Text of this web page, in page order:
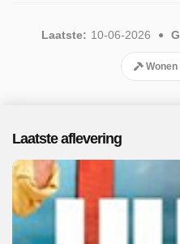
deelnemers starten met drie
pand zijn ze elkaars
bevinden zich in Antwerpen,
koppel dat zijn huis met de
programma beschikbaar. Er
uitgezonden, de meest
Laatste: 10-06-2026
Laatste aflevering